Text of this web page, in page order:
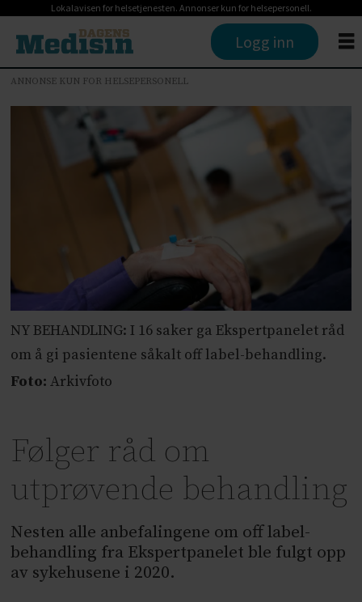
Lokalavisen for helsetjenesten. Annonser kun for helsepersonell.
Logg inn
ANNONSE KUN FOR HELSEPERSONELL
NY BEHANDLING: I 16 saker ga Ekspertpanelet råd
om å gi pasientene såkalt off label-behandling.
Foto: Arkivfoto
Følger råd om
utprøvende behandling
Nesten alle anbefalingene om off label-
behandling fra Ekspertpanelet ble fulgt opp
av sykehusene i 2020.